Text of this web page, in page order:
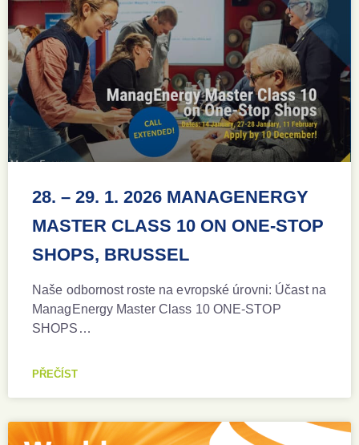
28. – 29. 1. 2026 MANAGENERGY
MASTER CLASS 10 ON ONE-STOP
SHOPS, BRUSSEL
Naše odbornost roste na evropské úrovni: Účast na
ManagEnergy Master Class 10 ONE-STOP
SHOPS…
PŘEČÍST